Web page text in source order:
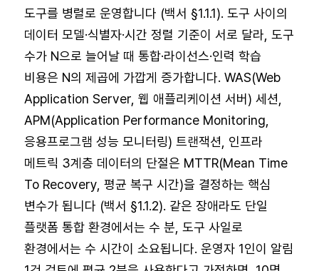
도구를 병렬로 운영합니다 (백서 §1.1.1). 도구 사이의
데이터 모델·식별자·시간 정렬 기준이 서로 달라, 도구
수가 N으로 늘어날 때 통합·라이선스·인력 학습
비용은 N의 제곱에 가깝게 증가합니다. WAS(Web
Application Server, 웹 애플리케이션 서버) 세션,
APM(Application Performance Monitoring,
응용프로그램 성능 모니터링) 트랜잭션, 인프라
메트릭 3계층 데이터의 단절은 MTTR(Mean Time
To Recovery, 평균 복구 시간)을 결정하는 핵심
변수가 됩니다 (백서 §1.1.2). 같은 장애라도 단일
플랫폼 통합 환경에서는 수 분, 도구 사일로
환경에서는 수 시간이 소요됩니다. 운영자 1인이 알림